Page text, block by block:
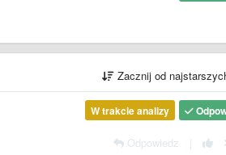
Zacznij od
W trakcie analizy
Odpowiedz